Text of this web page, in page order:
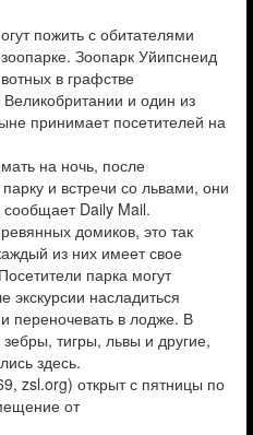
пожить с обитателями
Зоопарк Уйипснеид
в графстве
и один из
принимает посетителей на
на ночь, после
и встречи со львами, они
сообщает Daily Mail.
домиков, это так
из них имеет свое
парка могут
экскурсии насладиться
переночевать в лодже. В
тигры, львы и другие,
здесь.
zsl.org) открыт с пятницы по
от